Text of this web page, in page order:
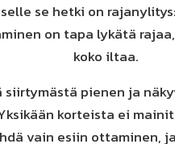
se hetki on
on tapa lykätä
koko iltaa.
pienen ja
korteista ei
vain esiin ottaminen,